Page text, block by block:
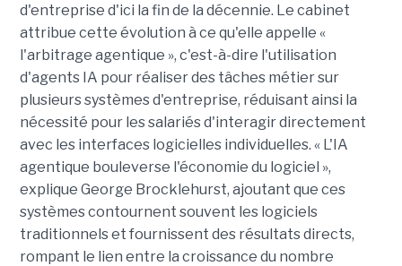
d'entreprise d'ici la fin de la décennie. Le cabinet
attribue cette évolution à ce qu'elle appelle «
l'arbitrage agentique », c'est-à-dire l'utilisation
d'agents IA pour réaliser des tâches métier sur
plusieurs systèmes d'entreprise, réduisant ainsi la
nécessité pour les salariés d'interagir directement
avec les interfaces logicielles individuelles. « L'IA
agentique bouleverse l'économie du logiciel »,
explique George Brocklehurst, ajoutant que ces
systèmes contournent souvent les logiciels
traditionnels et fournissent des résultats directs,
rompant le lien entre la croissance du nombre